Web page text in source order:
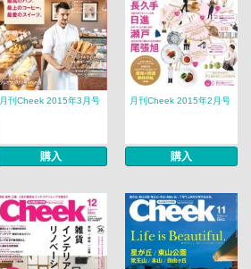
月刊Cheek 2015年3月号
購入
月刊Cheek 2015年2月号
購入